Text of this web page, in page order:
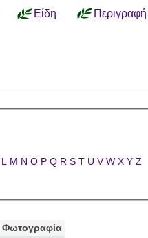
Είδη Περιγραφή
L M N O P Q R S T U V W X Y Z
Φωτογραφία